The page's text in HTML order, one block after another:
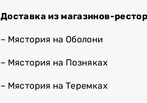
Доставка из магазинов-
– Мястория на Оболони
– Мястория на Позняках
– Мястория на Теремках